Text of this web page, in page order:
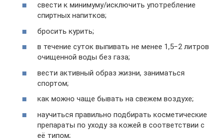
свести к минимуму/исключить употребление
спиртных напитков;
бросить курить;
в течение суток выпивать не менее 1,5−2 литров
очищенной воды без газа;
вести активный образ жизни, заниматься
спортом;
как можно чаще бывать на свежем воздухе;
научиться правильно подбирать косметические
препараты по уходу за кожей в соответствии с
её типом;